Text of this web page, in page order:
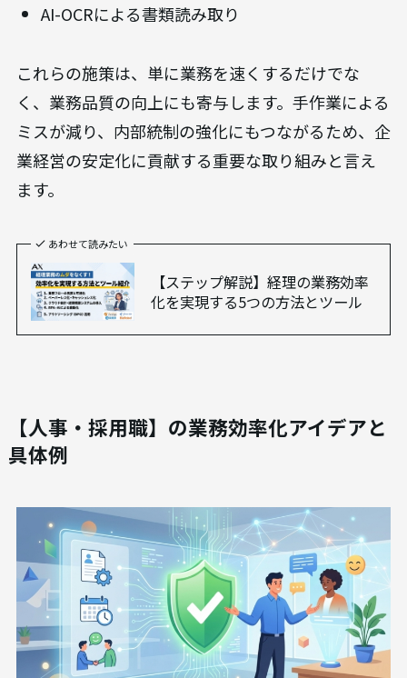
AI-OCRによる書類読み取り
これらの施策は、単に業務を速くするだけでな
く、業務品質の向上にも寄与します。手作業による
ミスが減り、内部統制の強化にもつながるため、企
業経営の安定化に貢献する重要な取り組みと言え
ます。
あわせて読みたい
【ステップ解説】経理の業務効率
化を実現する5つの方法とツール
【人事・採用職】の業務効率化アイデアと
具体例